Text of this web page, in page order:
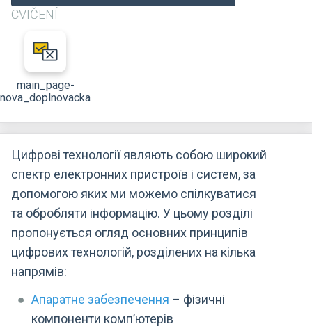
CVIČENÍ
main_page-
nova_doplnovacka
Цифрові технології являють собою широкий
спектр електронних пристроїв і систем, за
допомогою яких ми можемо спілкуватися
та обробляти інформацію. У цьому розділі
пропонується огляд основних принципів
цифрових технологій, розділених на кілька
напрямів:
Апаратне забезпечення – фізичні
компоненти комп’ютерів